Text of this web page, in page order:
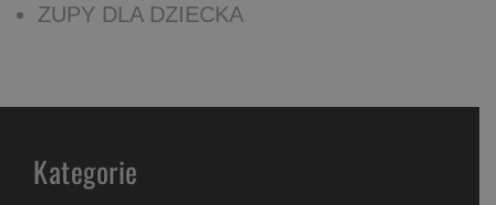
ZUPY DLA DZIECKA
Kategorie